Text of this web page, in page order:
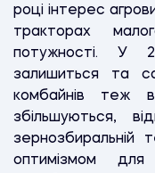
році інтерес
тракторах
потужності. У
залишиться та
комбайнів теж
збільшуються,
зернозбиральній
оптимізмом для